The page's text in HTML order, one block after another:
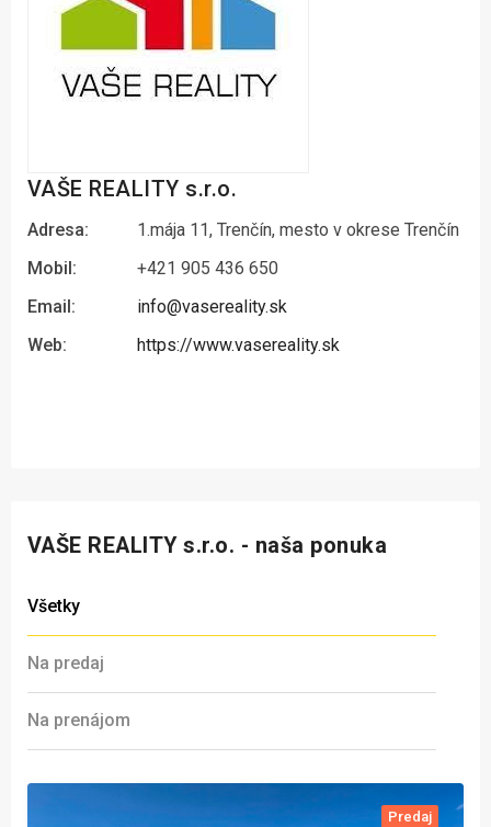
VAŠE REALITY s.r.o.
Adresa:
1.mája 11, Trenčín, mesto v okrese Trenčín
Mobil:
+421 905 436 650
Email:
info@vasereality.sk
Web:
https://www.vasereality.sk
VAŠE REALITY s.r.o. - naša ponuka
Všetky
Na predaj
Na prenájom
Predaj